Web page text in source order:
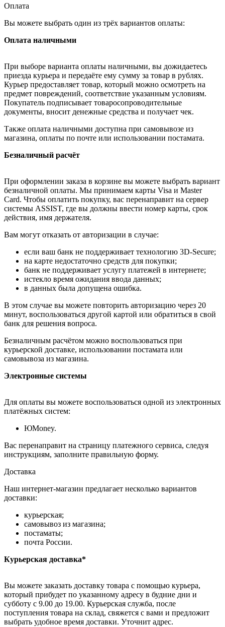
Оплата
Вы можете выбрать один из трёх вариантов оплаты:
Оплата наличными
При выборе варианта оплаты наличными, вы дожидаетесь
приезда курьера и передаёте ему сумму за товар в рублях.
Курьер предоставляет товар, который можно осмотреть на
предмет повреждений, соответствие указанным условиям.
Покупатель подписывает товаросопроводительные
документы, вносит денежные средства и получает чек.
Также оплата наличными доступна при самовывозе из
магазина, оплаты по почте или использовании постамата.
Безналичный расчёт
При оформлении заказа в корзине вы можете выбрать вариант
безналичной оплаты. Мы принимаем карты Visa и Master
Card. Чтобы оплатить покупку, вас перенаправит на сервер
системы ASSIST, где вы должны ввести номер карты, срок
действия, имя держателя.
Вам могут отказать от авторизации в случае:
если ваш банк не поддерживает технологию 3D-Secure;
на карте недостаточно средств для покупки;
банк не поддерживает услугу платежей в интернете;
истекло время ожидания ввода данных;
в данных была допущена ошибка.
В этом случае вы можете повторить авторизацию через 20
минут, воспользоваться другой картой или обратиться в свой
банк для решения вопроса.
Безналичным расчётом можно воспользоваться при
курьерской доставке, использовании постамата или
самовывоза из магазина.
Электронные системы
Для оплаты вы можете воспользоваться одной из электронных
платёжных систем:
ЮMoney.
Вас перенаправит на страницу платежного сервиса, следуя
инструкциям, заполните правильную форму.
Доставка
Наш интернет-магазин предлагает несколько вариантов
доставки:
курьерская;
самовывоз из магазина;
постаматы;
почта России.
Курьерская доставка*
Вы можете заказать доставку товара с помощью курьера,
который прибудет по указанному адресу в будние дни и
субботу с 9.00 до 19.00. Курьерская служба, после
поступления товара на склад, свяжется с вами и предложит
выбрать удобное время доставки. Уточнит адрес.